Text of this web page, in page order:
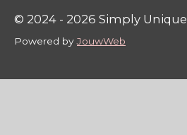
© 2024 - 2026 Simply Unique
Powered byJouwWeb